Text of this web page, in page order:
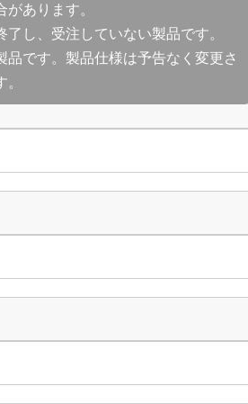
あります。
し、受注していない製品です。
品です。製品仕様は予告なく変更さ